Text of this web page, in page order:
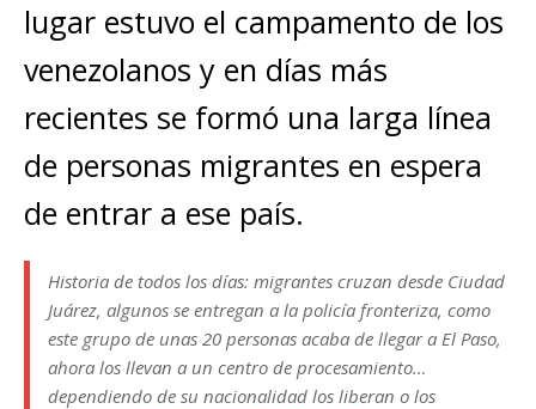
lugar estuvo el campamento de los
venezolanos y en días más
recientes se formó una larga línea
de personas migrantes en espera
de entrar a ese país.
Historia de todos los días: migrantes cruzan desde Ciudad
Juárez, algunos se entregan a la policía fronteriza, como
este grupo de unas 20 personas acaba de llegar a El Paso,
ahora los llevan a un centro de procesamiento…
dependiendo de su nacionalidad los liberan o los